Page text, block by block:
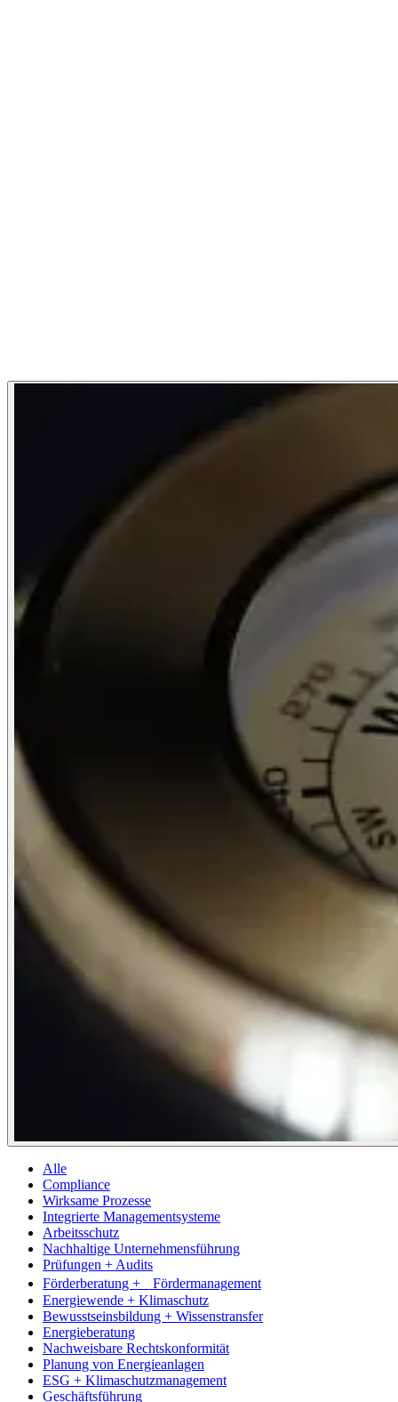
Alle
Compliance
Wirksame Prozesse
Integrierte Managementsysteme
Arbeitsschutz
Nachhaltige Unternehmensführung
Prüfungen + Audits
Förderberatung + Fördermanagement
Energiewende + Klimaschutz
Bewusstseinsbildung + Wissenstransfer
Energieberatung
Nachweisbare Rechtskonformität
Planung von Energieanlagen
ESG + Klimaschutzmanagement
Geschäftsführung